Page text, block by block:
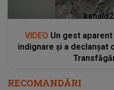
VIDEO Un gest
indignare și a declanșat
RECOMANDĂRI